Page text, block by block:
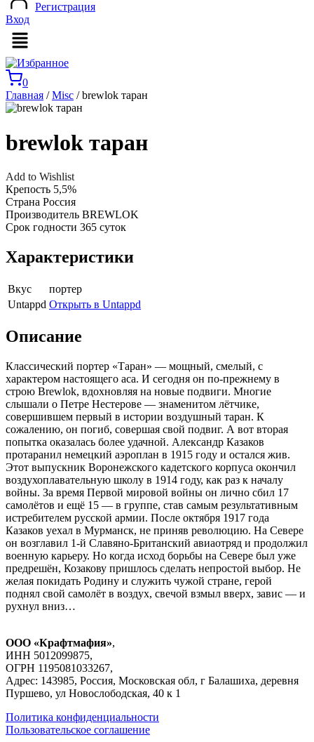
Вход
Регистрация
Меню
0
Главная /Misc / brewlok таран
brewlok таран
Add to Wishlist
Крепость 5,5%
Страна Россия
Производитель BREWLOK
Срок годности 365 суток
Характеристики
Вкус
портер
Untappd Открыть в Untappd
Описание
Классический портер «Таран» — мощный, смелый, с
характером настоящего аса. И сегодня он по-прежнему в
строю Brewlok, вдохновляя на новые подвиги. Многие
слышали о Петре Нестерове — знаменитом лётчике,
совершившем первый в истории воздушный таран. К
сожалению, он погиб, совершая свой подвиг. А вот вторая
попытка оказалась более удачной. Александр Казаков
протаранил немецкий аэроплан в 1915 году и остался жив.
Этот выпускник Воронежского кадетского корпуса окончил
воздухоплавательную школу в 1914 году, как раз к началу
войны. За время Первой мировой войны он лично сбил 17
самолётов и ещё 15 — в группе, став самым результативным
истребителем русской армии. После октября 1917 года
Казаков уехал в Мурманск, не приняв революцию. На Севере
он возглавил 1-й Славяно-Британский авиаотряд и продолжил
военную карьеру. Но когда исход борьбы на Севере был уже
предрешён, Козакову пришлось сделать непростой выбор. Не
желая покидать Родину и служить чужой стране, герой
поднял свой самолёт в воздух, свечой взмыл вверх, завис — и
рухнул вниз…
ООО «Крафтмафия»,
ИНН 5012099875,
ОГРН 1195081033267,
Адрес: 143985, Россия, Московская обл, г Балашиха, деревня
Пуршево, ул Новослободская, 40 к 1
Политика конфиденциальности
Пользовательское соглашение